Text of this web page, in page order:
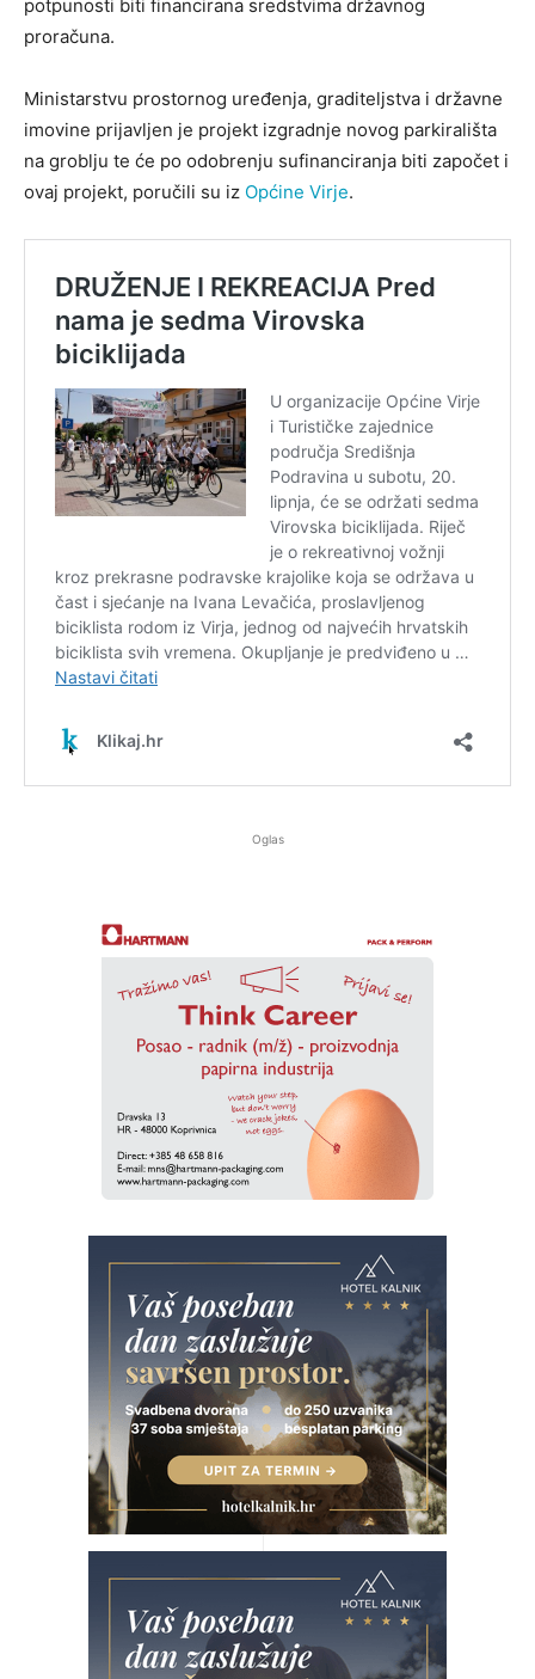
potpunosti biti financirana sredstvima državnog
proračuna.
Ministarstvu prostornog uređenja, graditeljstva i državne
imovine prijavljen je projekt izgradnje novog parkirališta
na groblju te će po odobrenju sufinanciranja biti započet i
ovaj projekt, poručili su iz Općine Virje.
Oglas